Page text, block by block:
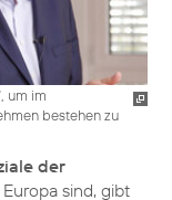
um im
bestehen zu
der
sind, gibt